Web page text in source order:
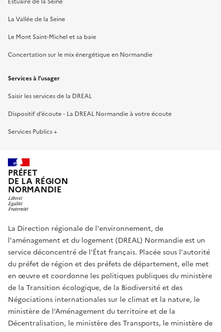
La Vallée de la Seine
Le Mont Saint-Michel et sa baie
Concertation sur le mix énergétique en Normandie
Services à l’usager
Saisir les services de la DREAL
Dispositif d’écoute - La DREAL Normandie à votre écoute
Services Publics +
PRÉFET
DE LA RÉGION
NORMANDIE
La Direction régionale de l'environnement, de
l'aménagement et du logement (DREAL) Normandie est un
service déconcentré de l'État français. Placée sous l'autorité
du préfet de région et des préfets de département, elle met
en œuvre et coordonne les politiques publiques du ministère
de la Transition écologique, de la Biodiversité et des
Négociations internationales sur le climat et la nature, le
ministère de l’Aménagement du territoire et de la
Décentralisation, le ministère des Transports, le ministère de